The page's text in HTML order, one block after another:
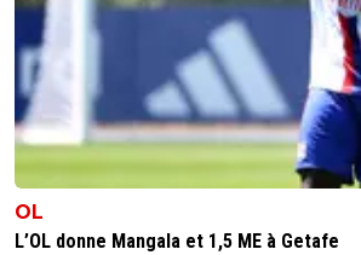
OL
L’OL donne Mangala et 1,5 ME à Getafe